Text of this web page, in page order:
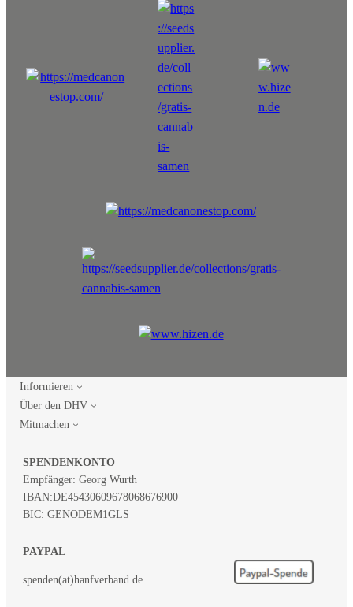
Informieren
Über den DHV
Mitmachen
SPENDENKONTO
Empfänger: Georg Wurth
IBAN:DE45430609678068676900
BIC: GENODEM1GLS
PAYPAL
spenden(at)hanfverband.de